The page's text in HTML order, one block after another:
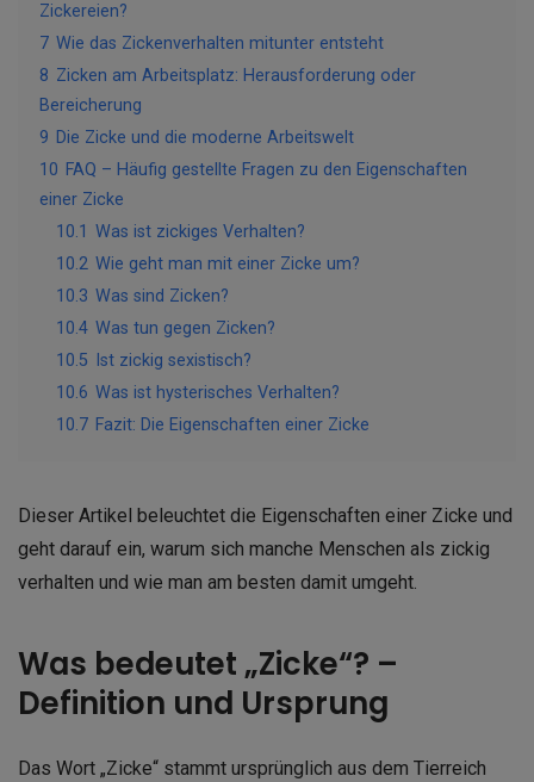
Zickereien?
7 Wie das Zickenverhalten mitunter entsteht
8 Zicken am Arbeitsplatz: Herausforderung oder
Bereicherung
9 Die Zicke und die moderne Arbeitswelt
10 FAQ – Häufig gestellte Fragen zu den Eigenschaften
einer Zicke
10.1 Was ist zickiges Verhalten?
10.2 Wie geht man mit einer Zicke um?
10.3 Was sind Zicken?
10.4 Was tun gegen Zicken?
10.5
Ist zickig sexistisch?
10.6 Was ist hysterisches Verhalten?
10.7 Fazit: Die Eigenschaften einer Zicke
Dieser Artikel beleuchtet die Eigenschaften einer Zicke und
geht darauf ein, warum sich manche Menschen als zickig
verhalten und wie man am besten damit umgeht.
Was bedeutet „Zicke“? –
Definition und Ursprung
Das Wort „Zicke“ stammt ursprünglich aus dem Tierreich